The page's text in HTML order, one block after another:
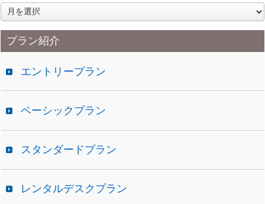
ア
ー
カ
イプラン紹介
エントリープラン
ベーシックプラン
スタンダードプラン
レンタルデスクプラン